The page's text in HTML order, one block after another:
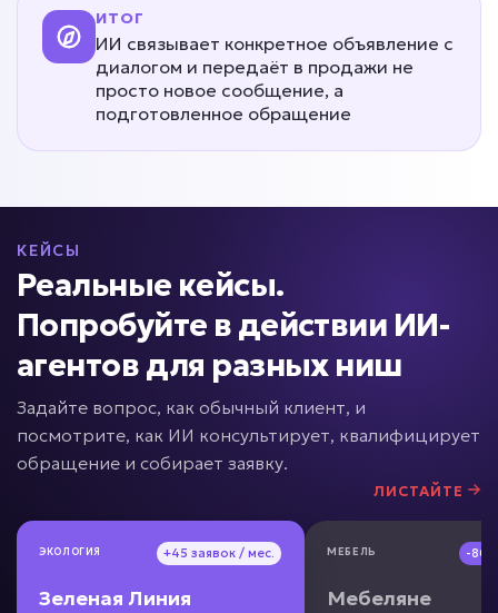
• Экономия 1–3 часа в день
• До -90% ручного ввода
• До +100% заполненных карточек
Подробней
Срок реализации
Много вопросов от сотрудников?
ИИ по базе знаний
Задача: Поиск информации по
документам
• До -90% времени поиска информации
• До +50% скорости адаптации
Подробней
Срок реализации от 5 дней
ИТОГ
ИИ связывает конкретное объявление с
диалогом и передаёт в продажи не
просто новое сообщение, а
подготовленное обращение
КЕЙСЫ
Реальные кейсы.
Попробуйте в действии ИИ-
агентов для разных ниш
Задайте вопрос, как обычный клиент, и
посмотрите, как ИИ консультирует, квалифицирует
обращение и собирает заявку.
ЛИСТАЙТЕ
ЭКОЛОГИЯ +45 заявок / мес.
Зеленая Линия
ЭКОЛОГИЯ +45 заявок / мес.
Зеленая Линия
МЕБЕЛЬ -
Мебеляне
МЕБЕЛЬ -
Мебеляне